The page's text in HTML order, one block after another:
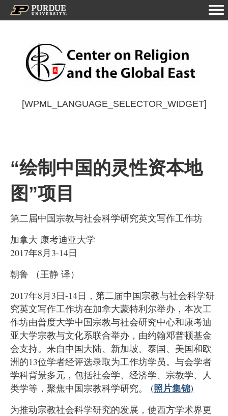
[WPML_LANGUAGE_SELECTOR_WIDGET]
“绘制中国的灵性资本地
图”项目
第二届中国宗教与社会科学研究英文写作工作坊
加拿大 康考迪亚大学
2017年8月 3-14日
朝鲁
（王静 译）
2017年8月 3日-14日，第二届中国宗教与社会科学研
究英文写作工作坊在加拿大蒙特利尔举办，本次工
作坊由普度大学中国宗教与社会研究中心和康考迪
亚大学宗教与文化系联合举办，由约翰邓普顿基金
会支持。来自中国大陆、新加坡、泰国、美国和欧
洲的13位学者经评选录取为工作坊学员。与会学者
学科背景多元，包括社会学、经济学、宗教学、人
类学等，聚焦中国宗教科学研究。
(照片集锦)
为推动宗教社会科学研究的发展，使西方学术界更